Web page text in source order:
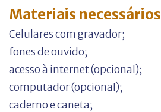
Materiais necessários
Celulares com gravador;
fones de ouvido;
acesso à internet (opcional);
computador (opcional);
caderno e caneta;